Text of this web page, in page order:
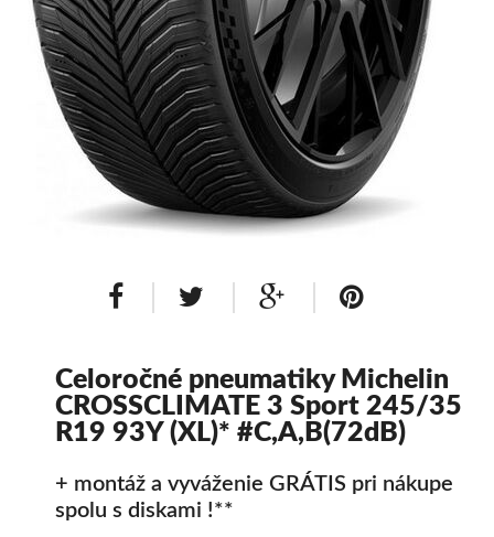
Disky
Hliníkové / ALU disky / Elektróny
Plechové
Puklice na kolesá Kontakt Blog
Celoročné pneumatiky Michelin
CROSSCLIMATE 3 Sport 245/35
R19 93Y (XL)* #C,A,B(72dB)
+ montáž a vyváženie GRÁTIS pri nákupe
spolu s diskami !**